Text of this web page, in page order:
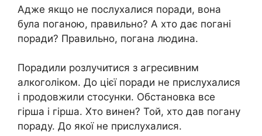
Адже якщо не послухалися поради, вона
була поганою, правильно? А хто дає погані
поради? Правильно, погана людина.
Порадили розлучитися з агресивним
алкоголіком. До цієї поради не прислухалися
і продовжили стосунки. Обстановка все
гірша і гірша. Хто винен? Той, хто дав погану
пораду. До якої не прислухалися.